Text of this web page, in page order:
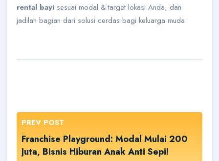
rental bayi sesuai modal & target lokasi Anda, dan
jadilah bagian dari solusi cerdas bagi keluarga muda.
PREV POST
Franchise Playground: Modal Mulai 200
Juta, Bisnis Hiburan Anak Anti Sepi!